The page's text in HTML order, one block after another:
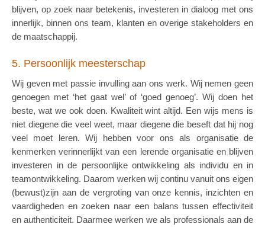
blijven, op zoek naar betekenis, investeren in dialoog met ons
innerlijk, binnen ons team, klanten en overige stakeholders en
de maatschappij.
5. Persoonlijk meesterschap
Wij geven met passie invulling aan ons werk. Wij nemen geen
genoegen met ‘het gaat wel’ of ‘goed genoeg’. Wij doen het
beste, wat we ook doen. Kwaliteit wint altijd. Een wijs mens is
niet diegene die veel weet, maar diegene die beseft dat hij nog
veel moet leren. Wij hebben voor ons als organisatie de
kenmerken verinnerlijkt van een lerende organisatie en blijven
investeren in de persoonlijke ontwikkeling als individu en in
teamontwikkeling. Daarom werken wij continu vanuit ons eigen
(bewust)zijn aan de vergroting van onze kennis, inzichten en
vaardigheden en zoeken naar een balans tussen effectiviteit
en authenticiteit. Daarmee werken we als professionals aan de